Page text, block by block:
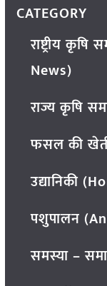
CATEGORY
राष्ट्रीय
News)
राज्य कृषि
फसल की
उद्यानिकी
पशुपालन
समस्या –